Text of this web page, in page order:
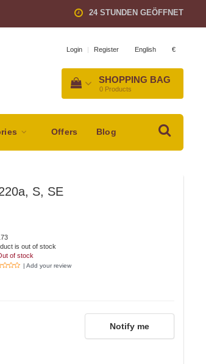
24 STUNDEN GEÖFFNET
Login | Register English €
SHOPPING BAG
0 Products
Offers Blog
S, SE
is out of stock
of stock
| Add your review
Notify me